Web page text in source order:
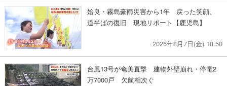
姶良・霧島豪雨災害から1年 戻った笑顔、
道半ばの復旧 現地リポート【鹿児島】
2026年8月7日(金) 18:50
台風13号が奄美直撃 建物外壁崩れ・停電2
万7000戸 欠航相次ぐ